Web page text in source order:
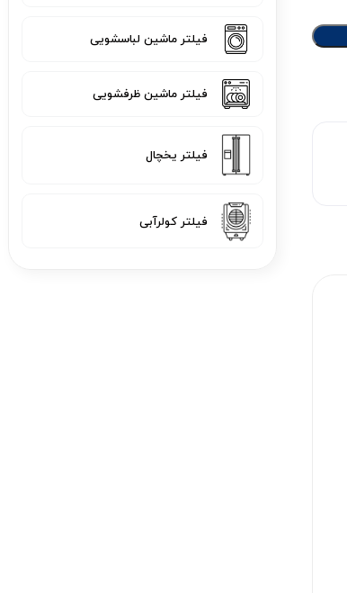
فیلتر ماشین لباسشویی
فیلتر ماشین ظرفشویی
فیلتر یخچال
فیلتر کولرآبی